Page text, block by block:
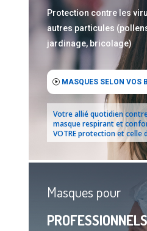
Protection contre les
autres particules
jardinage, bricolage)
MASQUES SELON VOS
Votre allié quotidien
masque respirant et
VOTRE protection et celle
Masques pour